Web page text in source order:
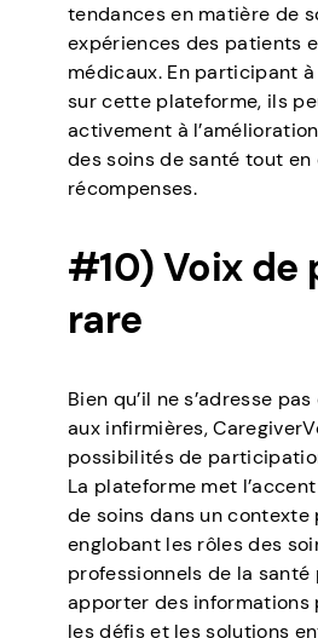
tendances en matière de
expériences des patients
médicaux. En participant
sur cette plateforme, ils
activement à
des soins de santé tout
récompenses.
#10) Voix de
rare
Bien qu’il ne s’adresse
aux infirmières,
possibilités de
La plateforme met
de soins dans un contexte
englobant les rôles des
professionnels de la santé
apporter des informations
les défis et les solutions